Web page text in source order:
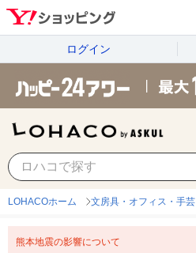
ログイン
LOHACOホーム 文房具・オフィス・手芸
熊本地震の影響について